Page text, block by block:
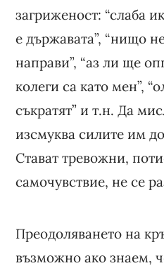
загриженост: “слаба
е държавата”, “нищо
направи”, “аз ли ще
колеги са като мен”,
съкратят” и т.н. Да
изсмуква силите им
Стават тревожни,
самочувствие, не се
Преодоляването на
възможно ако знаем,